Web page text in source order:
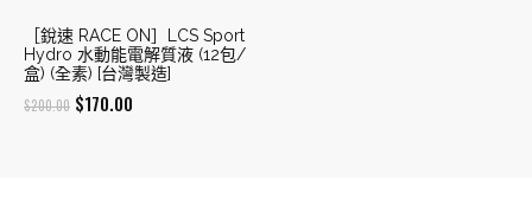
［銳速 RACE ON］LCS Sport
Hydro 水動能電解質液 (12包/
盒) (全素) [台灣製造]
$200.00 Original
$170.00